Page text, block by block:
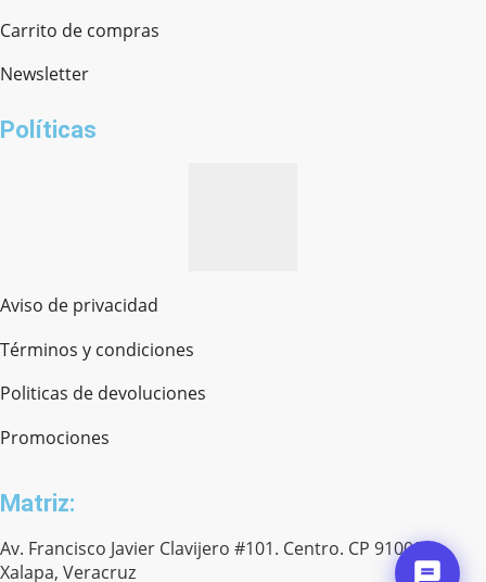
Carrito de compras
Newsletter
Políticas
Aviso de privacidad
Términos y condiciones
Politicas de devoluciones
Promociones
Matriz:
Av. Francisco Javier Clavijero #101. Centro. CP 91000.
Xalapa, Veracruz